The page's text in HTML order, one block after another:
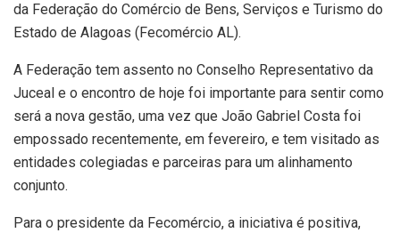
da Federação do Comércio de Bens, Serviços e Turismo do
Estado de Alagoas (Fecomércio AL).
A Federação tem assento no Conselho Representativo da
Juceal e o encontro de hoje foi importante para sentir como
será a nova gestão, uma vez que João Gabriel Costa foi
empossado recentemente, em fevereiro, e tem visitado as
entidades colegiadas e parceiras para um alinhamento
conjunto.
Para o presidente da Fecomércio, a iniciativa é positiva,